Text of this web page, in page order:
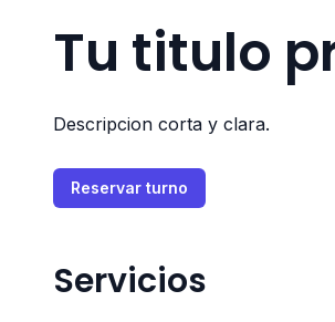
Tu titulo
Descripcion corta y clara.
Reservar turno
Servicios